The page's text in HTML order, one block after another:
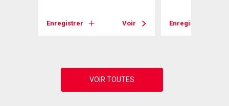
Enregistrer Voir Enregistrer